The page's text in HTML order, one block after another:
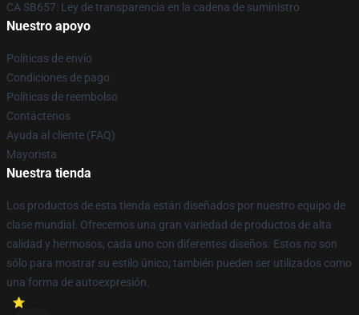
CA SB657: Ley de transparencia en la cadena de suministro
Nuestro apoyo
Políticas de envío
Condiciones de pago
Políticas de reembolso
Contáctenos
Ayuda al cliente (FAQ)
Mayorista
Nuestra tienda
Los productos de esta tienda están diseñados por nuestro equipo de
clase mundial. Ofrecemos una gran variedad de productos de alta
calidad y hermosos, cada uno con diferentes diseños. Estos no son
sólo para mostrar su estilo único; también pueden ser utilizados como
una forma de autoexpresión.